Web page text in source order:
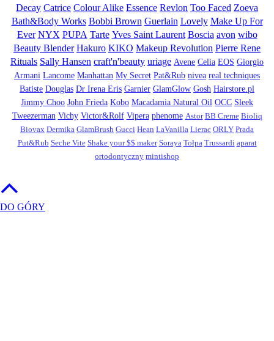
Decay Catrice Colour Alike Essence Revlon Too Faced Zoeva
Bath&Body Works Bobbi Brown Guerlain Lovely Make Up For
Ever NYX PUPA Tarte Yves Saint Laurent Boscia avon wibo
Beauty Blender Hakuro KIKO Makeup Revolution Pierre Rene
Rituals Sally Hansen craft'n'beauty uriage Avene Celia EOS Giorgio
Armani Lancome Manhattan My Secret Pat&Rub nivea real techniques
Batiste Douglas Dr Irena Eris Garnier GlamGlow Gosh Hairstore.pl
Jimmy Choo John Frieda Kobo Macadamia Natural Oil OCC Sleek
Tweezerman Vichy Victor&Rolf Vipera phenome Astor BB Creme Bioliq
Biovax Dermika GlamBrush Gucci Hean LaVanilla Lierac ORLY Prada
Put&Rub Seche Vite Shake your $$ maker Soraya Tołpa Trussardi aparat
ortodontyczny mintishop
DO GÓRY